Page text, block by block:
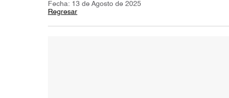
Fecha: 13 de Agosto de 2025
Regresar